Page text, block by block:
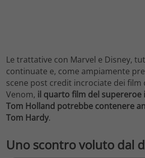
Le trattative con Marvel e Disney,
continuate e, come ampiamente
scene post credit incrociate dei film
Venom, il quarto film del
Tom Holland potrebbe contenere
Tom Hardy.
Uno scontro voluto dal